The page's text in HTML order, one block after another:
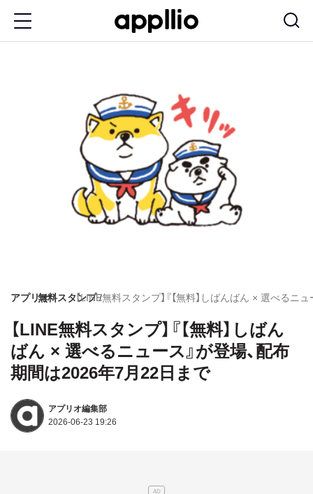
アプリオ無料スタンプ【LINE無料スタンプ】『【無料】しばんばん × 選べる
【LINE無料スタンプ】『【無料】しばん
ばん × 選べるニュース』が登場、配布
期間は2026年7月22日まで
アプリオ編集部
2026-06-23 19:26